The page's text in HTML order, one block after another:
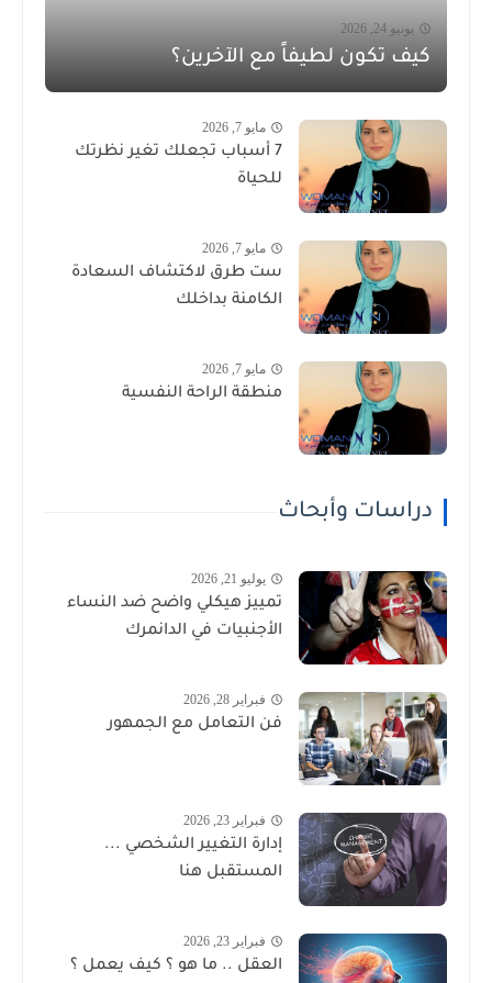
يونيو 24, 2026
كيف تكون لطيفاً مع الآخرين؟
مايو 7, 2026
7 أسباب تجعلك تغير نظرتك
للحياة
مايو 7, 2026
ست طرق لاكتشاف السعادة
الكامنة بداخلك
مايو 7, 2026
منطقة الراحة النفسية
دراسات وأبحاث
يوليو 21, 2026
تمييز هيكلي واضح ضد النساء
الأجنبيات في الدانمرك
فبراير 28, 2026
فن التعامل مع الجمهور
فبراير 23, 2026
إدارة التغيير الشخصي ...
المستقبل هنا
فبراير 23, 2026
العقل .. ما هو ؟ كيف يعمل ؟